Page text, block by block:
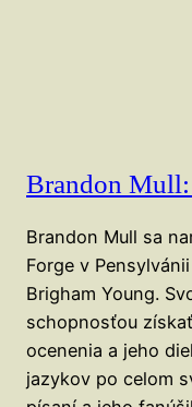
Brandon
Brandon Mull sa
Forge v
Brigham Young.
schopnosťou
ocenenia a jeho
jazykov po celom